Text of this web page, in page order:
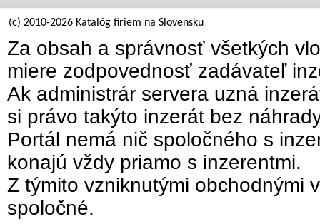
(c) 2010-2026 Katalóg firiem na Slovensku
Za obsah a správnosť všetkých
miere zodpovednosť zadávateľ
Ak administrár servera uzná
si právo takýto inzerát bez
Portál nemá nič spoločného s
konajú vždy priamo s inzerentmi.
Z týmito vzniknutými obchodnými
spoločné.